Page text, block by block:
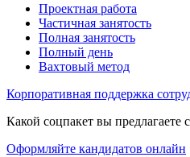
Проектная работа
Частичная занятость
Полная занятость
Полный день
Вахтовый метод
Корпоративная поддержка
Какой соцпакет вы предлагаете
Оформляйте кандидатов онлайн